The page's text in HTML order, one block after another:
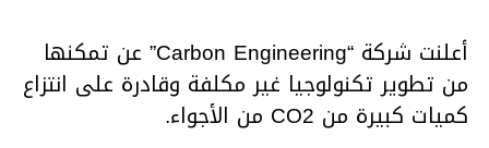
أعلنت شركة “Carbon Engineering” عن تمكنها
من تطوير تكنولوجيا غير مكلفة وقادرة على انتزاع
كميات كبيرة من CO2 من الأجواء.